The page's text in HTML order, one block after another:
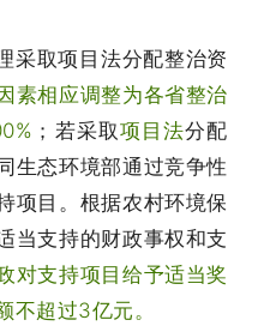
采取项目法分配整治资
素相应调整为各省整治
；若采取项目法分配
生态环境部通过竞争性
项目。根据农村环境保
当支持的财政事权和支
对支持项目给予适当奖
不超过3亿元。